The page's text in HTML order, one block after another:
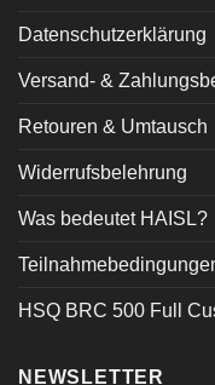
Datenschutzerklärung
Versand- &
Retouren & Umtausch
Widerrufsbelehrung
Was bedeutet HAISL?
HSQ BRC 500 Full
NEWSLETTER